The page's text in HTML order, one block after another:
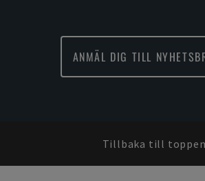
ANMÄL DIG TILL
Tillbaka till toppen